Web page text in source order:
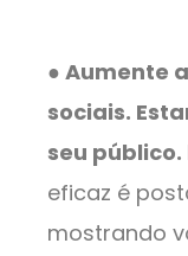
● Aumente
sociais.
seu público.
eficaz é
mostrando